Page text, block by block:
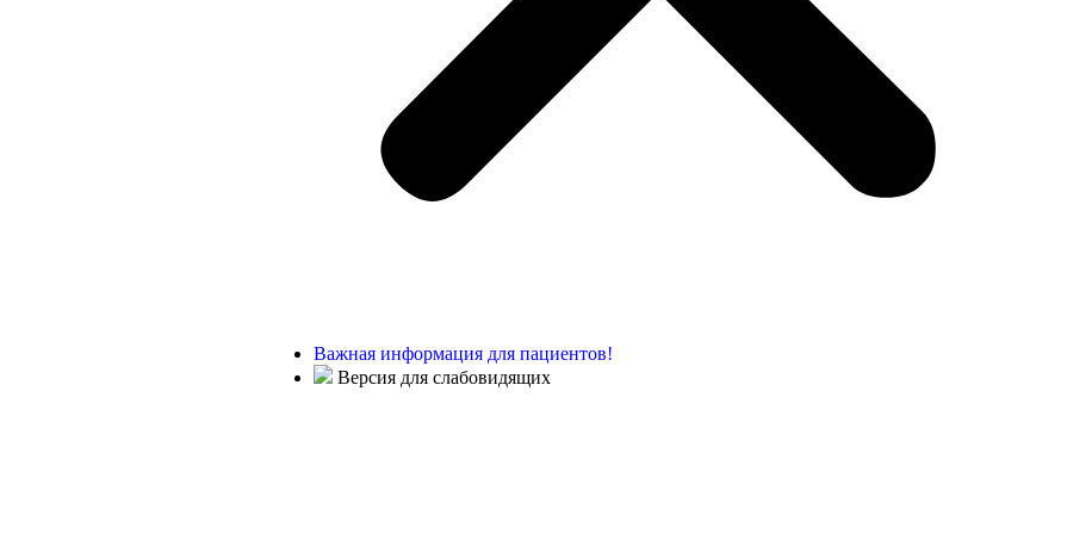
Важная информация для пациентов!
Версия для слабовидящих